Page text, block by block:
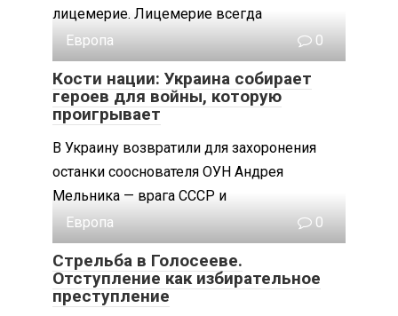
лицемерие. Лицемерие всегда
Европа
0
Кости нации: Украина собирает
героев для войны, которую
проигрывает
В Украину возвратили для захоронения
останки сооснователя ОУН Андрея
Мельника — врага СССР и
Европа
0
Стрельба в Голосееве.
Отступление как избирательное
преступление